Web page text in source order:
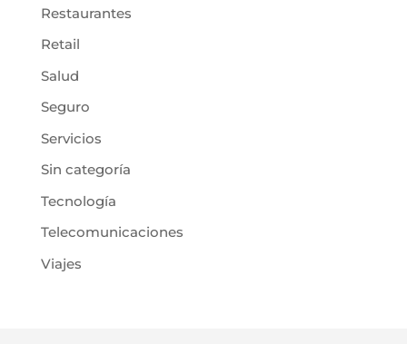
Restaurantes
Retail
Salud
Seguro
Servicios
Sin categoría
Tecnología
Telecomunicaciones
Viajes